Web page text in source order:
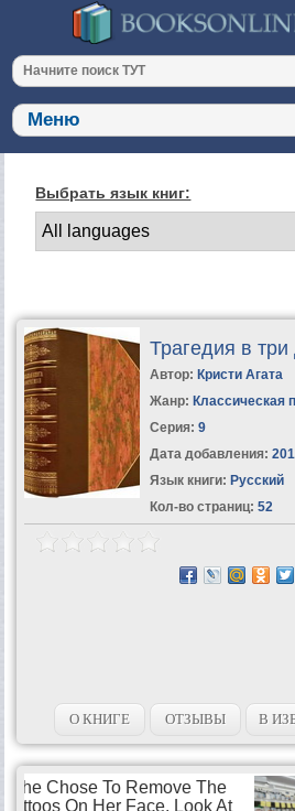
Выбрать язык книг:
Трагедия в три
Автор: Кристи Агата
Жанр: Классическая
Серия: 9
Дата добавления:
Язык книги: Русский
Кол-во страниц: 52
О КНИГЕ ОТЗЫВЫ В